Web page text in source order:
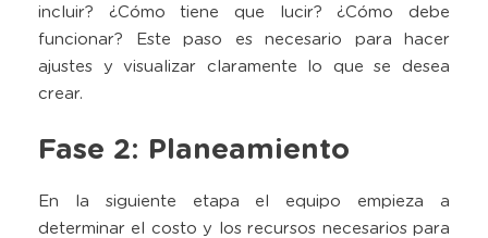
incluir? ¿Cómo tiene que lucir? ¿Cómo debe
funcionar? Este paso es necesario para hacer
ajustes y visualizar claramente lo que se desea
crear.
Fase 2: Planeamiento
En la siguiente etapa el equipo empieza a
determinar el costo y los recursos necesarios para